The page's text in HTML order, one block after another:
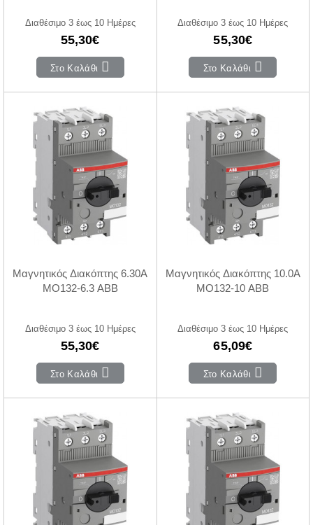
Διαθέσιμο 3 έως 10 Ημέρες
55,30€
Στο Καλάθι
Διαθέσιμο 3 έως 10 Ημέρες
55,30€
Στο Καλάθι
Μαγνητικός Διακόπτης 6.30A
MO132-6.3 ABB
Διαθέσιμο 3 έως 10 Ημέρες
55,30€
Στο Καλάθι
Μαγνητικός Διακόπτης 10.0A
MO132-10 ABB
Διαθέσιμο 3 έως 10 Ημέρες
65,09€
Στο Καλάθι